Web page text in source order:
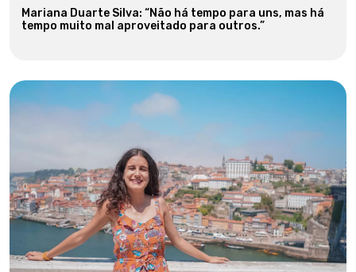
Mariana Duarte Silva: “Não há tempo para uns, mas há
tempo muito mal aproveitado para outros.”